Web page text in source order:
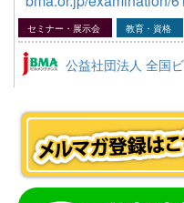
セミナー・展示会 教育・資格
公益社団法人 全国